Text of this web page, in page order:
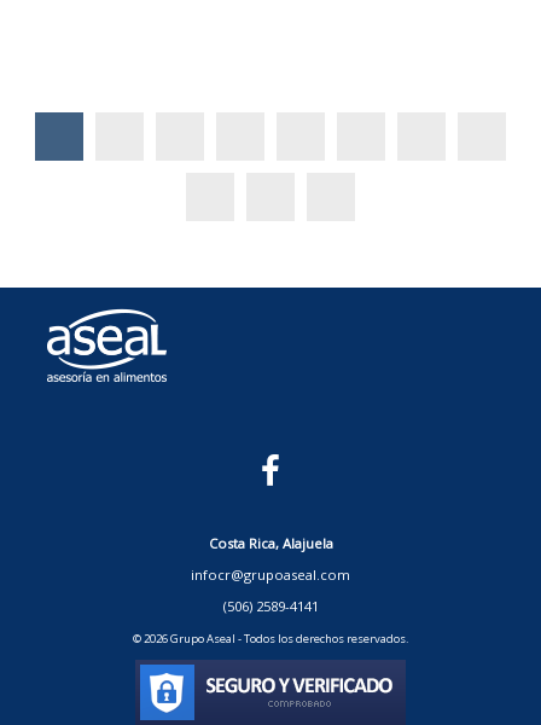
Costa Rica, Alajuela
infocr@grupoaseal.com
(506) 2589-4141
© 2026 Grupo Aseal - Todos los derechos reservados.